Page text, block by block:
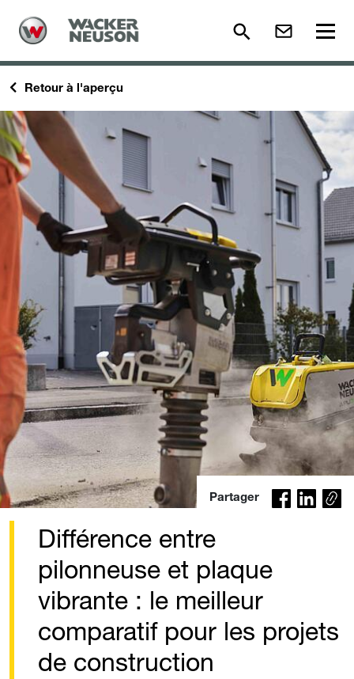
Retour à l'aperçu
Partager
Co
py
Différence entre
pilonneuse et plaque
vibrante : le meilleur
comparatif pour les projets
de construction